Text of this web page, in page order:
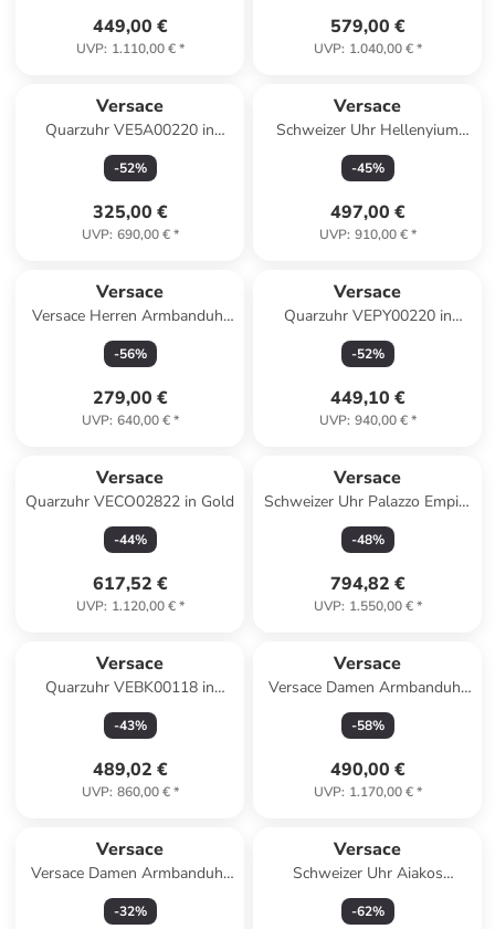
449,00 €
UVP: 1.110,00 €*
579,00 €
UVP: 1.040,00 €*
Versace
Quarzuhr VE5A00220 in
Schwarz
-52%
325,00 €
UVP: 690,00 €*
Versace
Schweizer Uhr Hellenyium
Goldfarben in gold
-45%
497,00 €
UVP: 910,00 €*
Versace
Versace Herren Armbanduhr
V-CIRCLE in grün
-56%
279,00 €
UVP: 640,00 €*
Versace
Quarzuhr VEPY00220 in
Bicolor
-52%
449,10 €
UVP: 940,00 €*
Versace
Quarzuhr VECO02822 in Gold
-44%
617,52 €
UVP: 1.120,00 €*
Versace
Schweizer Uhr Palazzo Empire
in gold
-48%
794,82 €
UVP: 1.550,00 €*
Versace
Quarzuhr VEBK00118 in
Silber
-43%
489,02 €
UVP: 860,00 €*
Versace
Versace Damen Armbanduhr
PALAZZO 39 mm Leder
Armband rosa VECO022 22 in
-58%
490,00 €
UVP: 1.170,00 €*
Versace
Versace Damen Armbanduhr
PALAZZO 39 mm Armband
weiß VECO020 22 in weiß
-32%
Versace
Schweizer Uhr Aiakos
Goldfarben in braun
-62%